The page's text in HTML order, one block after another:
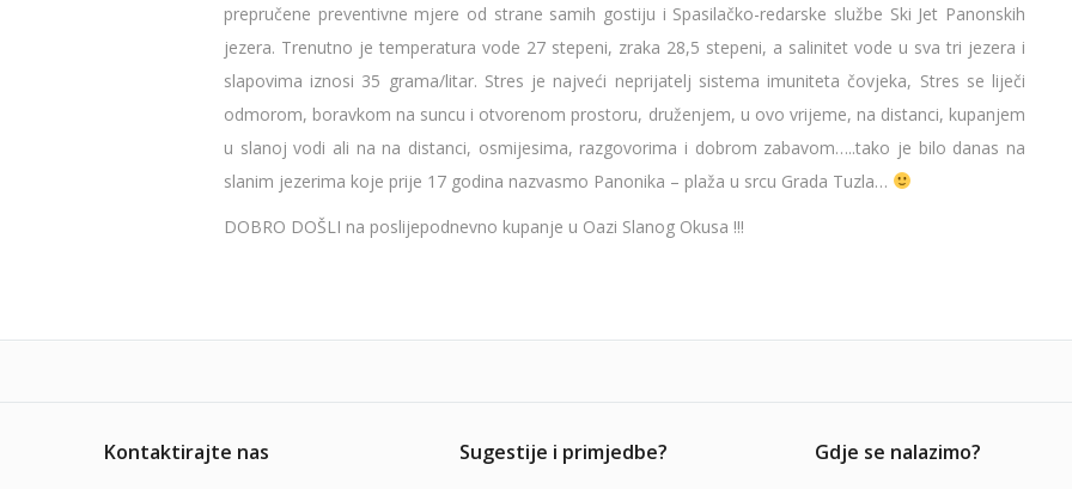
prepručene preventivne mjere od strane samih gostiju i Spasilačko-redarske službe Ski Jet Panonskih
jezera. Trenutno je temperatura vode 27 stepeni, zraka 28,5 stepeni, a salinitet vode u sva tri jezera i
slapovima iznosi 35 grama/litar. Stres je najveći neprijatelj sistema imuniteta čovjeka, Stres se liječi
odmorom, boravkom na suncu i otvorenom prostoru, druženjem, u ovo vrijeme, na distanci, kupanjem
u slanoj vodi ali na na distanci, osmijesima, razgovorima i dobrom zabavom…..tako je bilo danas na
slanim jezerima koje prije 17 godina nazvasmo Panonika – plaža u srcu Grada Tuzla…
DOBRO DOŠLI na poslijepodnevno kupanje u Oazi Slanog Okusa !!!
Kontaktirajte nas Sugestije i primjedbe? Gdje se nalazimo?